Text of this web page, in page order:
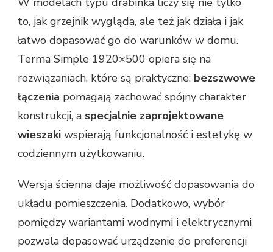
to, jak grzejnik wygląda, ale też jak działa i jak
łatwo dopasować go do warunków w domu.
Terma Simple 1920×500 opiera się na
rozwiązaniach, które są praktyczne: bezszwowe
łączenia pomagają zachować spójny charakter
konstrukcji, a specjalnie zaprojektowane
wieszaki wspierają funkcjonalność i estetykę w
codziennym użytkowaniu.
Wersja ścienna daje możliwość dopasowania do
układu pomieszczenia. Dodatkowo, wybór
pomiędzy wariantami wodnymi i elektrycznymi
pozwala dopasować urządzenie do preferencji